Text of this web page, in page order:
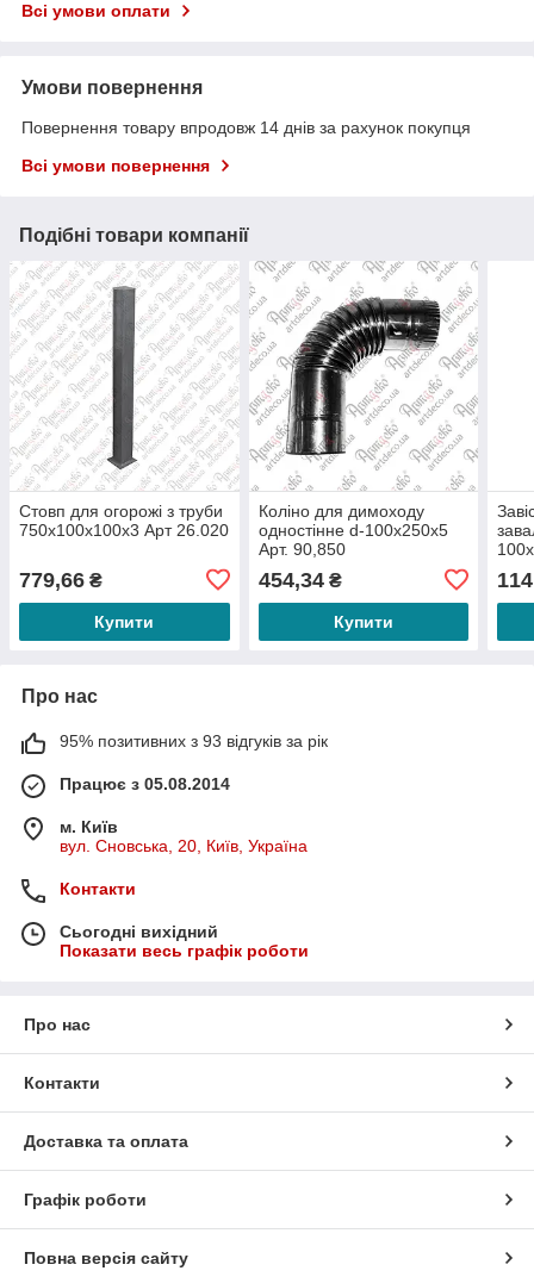
Всі умови оплати
Умови повернення
Повернення товару впродовж 14 днів за рахунок покупця
Всі умови повернення
Подібні товари компанії
Стовп для огорожі з труби
750х100х100х3 Арт 26.020
779,66 ₴
Купити
Коліно для димоходу
одностінне d-100х250х5
Арт. 90,850
454,34₴
Купити
Про нас
95% позитивних з 93 відгуків за рік
Працює з 05.08.2014
м. Київ
вул. Сновська, 20, Київ, Україна
Контакти
Сьогодні вихідний
Показати весь графік роботи
Про нас
Контакти
Доставка та оплата
Графік роботи
Повна версія сайту